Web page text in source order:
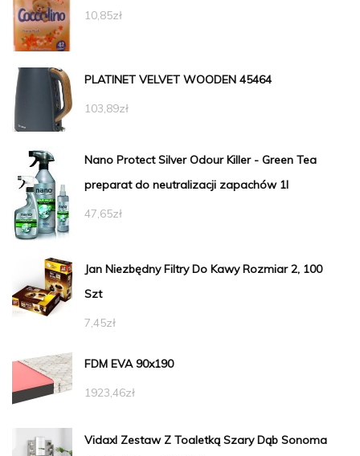
10,85zł
PLATINET VELVET WOODEN 45464
103,89zł
Nano Protect Silver Odour Killer - Green Tea
preparat do neutralizacji zapachów 1l
47,65zł
Jan Niezbędny Filtry Do Kawy Rozmiar 2, 100
Szt
7,45zł
FDM EVA 90x190
1923,46zł
Vidaxl Zestaw Z Toaletką Szary Dąb Sonoma